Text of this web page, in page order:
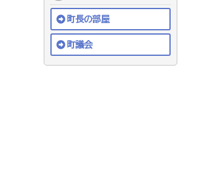
町長の部屋
町議会